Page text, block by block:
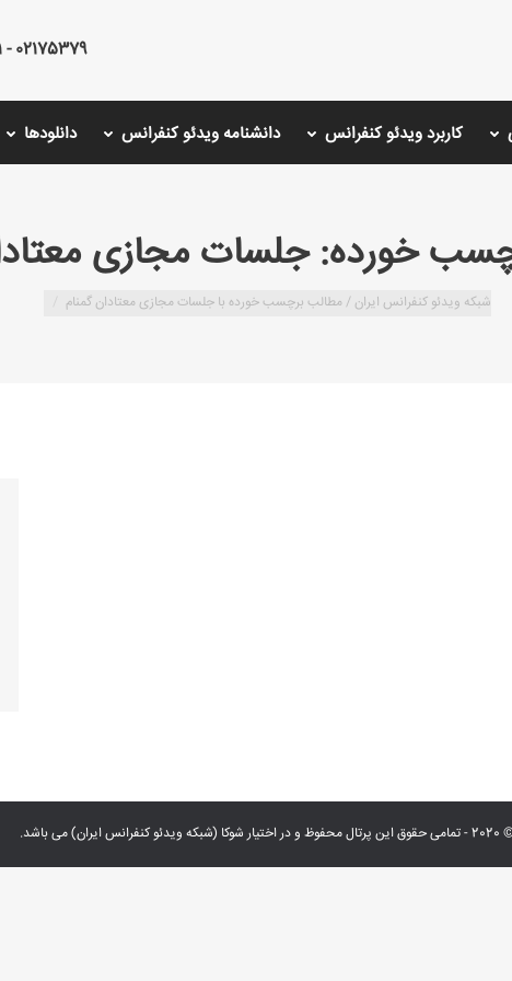
02175379 - 02126766001 - 02175487000
کاربرد ویدئو کنفرانس دانشنامه ویدئو کنفرانس دانلودها
خورده:جلسات مجازی
شبکه ویدئو کنفرانس ایران / مطالب برچسب خورده با جلسات مجازی معتادان گمنام
شوکا (شبکه ویدئو کنفرانس ایران) می باشد.